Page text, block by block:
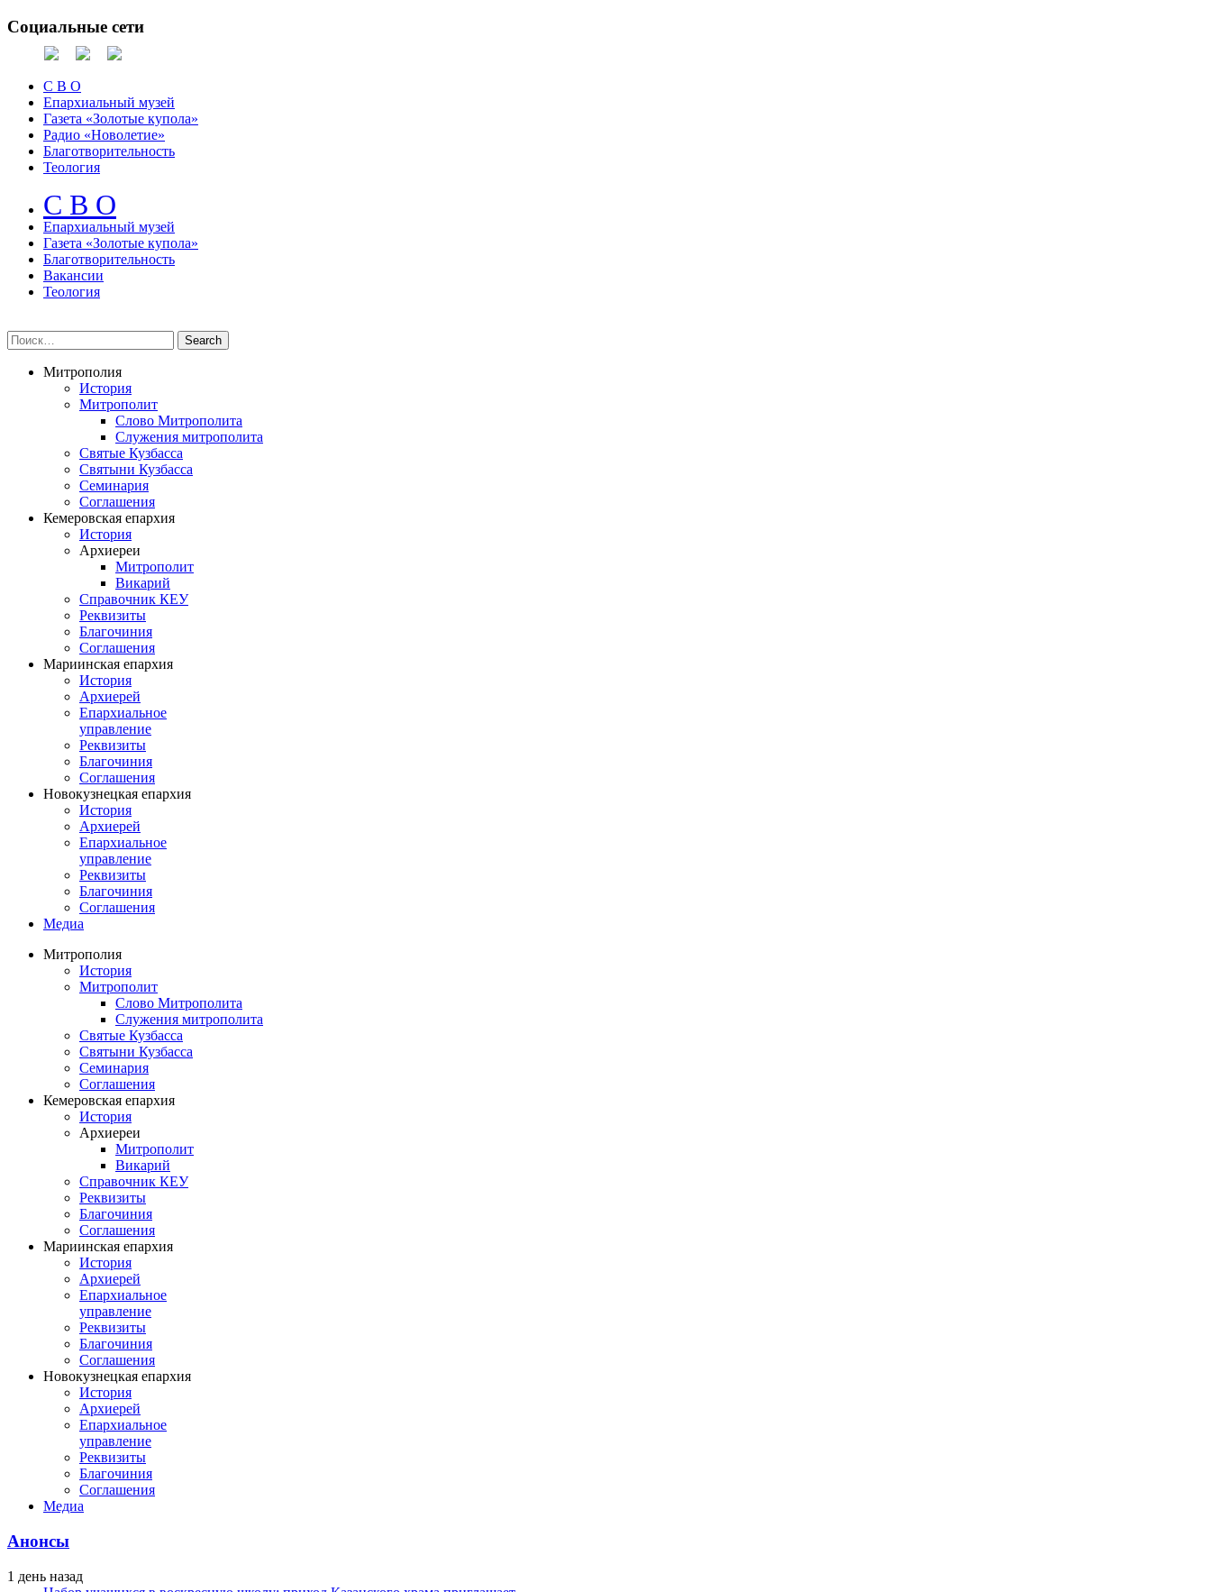
Социальные сети
С В О
Епархиальный музей
Газета «Золотые купола»
Радио «Новолетие»
Благотворительность
Теология
С В О
Епархиальный музeй
Газета «Золотые купола»
Благотворительность
Вакансии
Теология
Митрополия
История
Митрополит
Слово Митрополита
Служения митрополита
Святые Кузбасса
Святыни Кузбасса
Семинария
Соглашения
Кемеровская епархия
История
Архиереи
Митрополит
Викарий
Справочник КЕУ
Реквизиты
Благочиния
Соглашения
Мариинская епархия
История
Архиерей
Епархиальное
управление
Реквизиты
Благочиния
Соглашения
Новокузнецкая епархия
История
Архиерей
Епархиальное
управление
Реквизиты
Благочиния
Соглашения
Медиа
Митрополия
История
Митрополит
Слово Митрополита
Служения митрополита
Святые Кузбасса
Святыни Кузбасса
Семинария
Соглашения
Кемеровская епархия
История
Архиереи
Митрополит
Викарий
Справочник КЕУ
Реквизиты
Благочиния
Соглашения
Мариинская епархия
История
Архиерей
Епархиальное
управление
Реквизиты
Благочиния
Соглашения
Новокузнецкая епархия
История
Архиерей
Епархиальное
управление
Реквизиты
Благочиния
Соглашения
Медиа
Анонсы
1 день назад